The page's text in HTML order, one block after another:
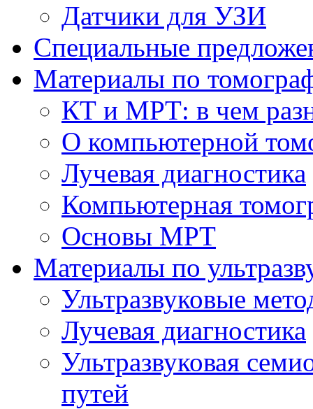
Датчики для УЗИ
Cпециальные
Материалы по
КТ и МРТ: в чем
О компьютерной
Лучевая диагностика
Компьютерная
Основы МРТ
Материалы по
Ультразвуковые
Лучевая диагностика
Ультразвуковая
путей